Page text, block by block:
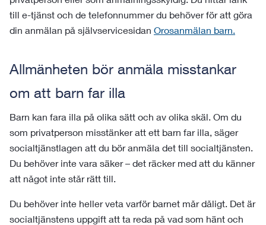
till e-tjänst och de telefonnummer du behöver för att göra
din anmälan på självservicesidan Orosanmälan barn.
Allmänheten bör anmäla misstankar
om att barn far illa
Barn kan fara illa på olika sätt och av olika skäl. Om du
som privatperson misstänker att ett barn far illa, säger
socialtjänstlagen att du bör anmäla det till socialtjänsten.
Du behöver inte vara säker – det räcker med att du känner
att något inte står rätt till.
Du behöver inte heller veta varför barnet mår dåligt. Det är
socialtjänstens uppgift att ta reda på vad som hänt och